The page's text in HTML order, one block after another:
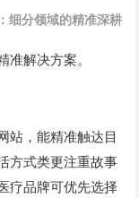
细分领域的精准深耕
准解决方案。
站，能精准触达目
方式类更注重故事
疗品牌可优先选择